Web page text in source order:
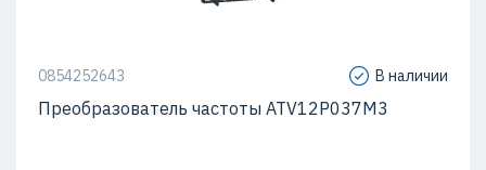
0854252643 В наличии
Преобразователь частоты ATV12P037M3